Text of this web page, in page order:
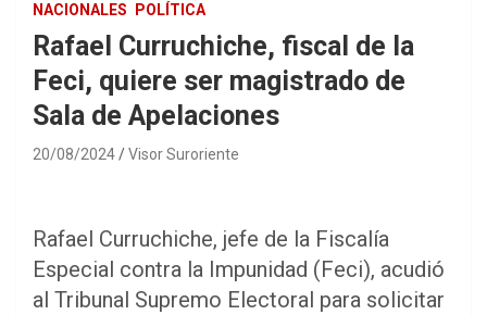
NACIONALES POLÍTICA
Rafael Curruchiche, fiscal de la
Feci, quiere ser magistrado de
Sala de Apelaciones
20/08/2024 Visor Suroriente
Rafael Curruchiche, jefe de la Fiscalía
Especial contra la Impunidad (Feci), acudió
al Tribunal Supremo Electoral para solicitar